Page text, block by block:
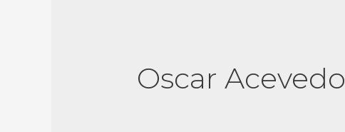
Oscar Acevedo